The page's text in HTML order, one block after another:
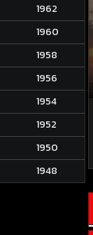
1962
1960
1958
1956
1954
1952
1950
1948